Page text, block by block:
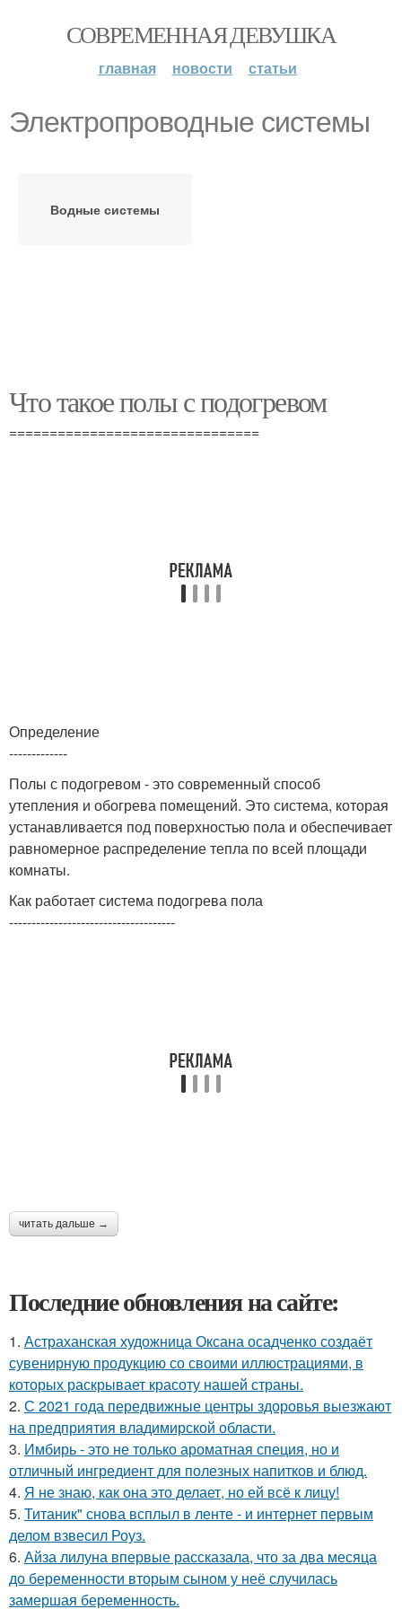
СОВРЕМЕННАЯ ДЕВУШКА
главная новости статьи
Электропроводные системы
Водные системы
Что такое полы с подогревом
===============================
Определение
-------------
Полы с подогревом - это современный способ
утепления и обогрева помещений. Это система, которая
устанавливается под поверхностью пола и обеспечивает
равномерное распределение тепла по всей площади
комнаты.
Как работает система подогрева пола
-------------------------------------
читать дальше →
Последние обновления на сайте:
1. Астраханская художница Оксана осадченко создаёт
сувенирную продукцию со своими иллюстрациями, в
которых раскрывает красоту нашей страны.
2. С 2021 года передвижные центры здоровья выезжают
на предприятия владимирской области.
3. Имбирь - это не только ароматная специя, но и
отличный ингредиент для полезных напитков и блюд.
4. Я не знаю, как она это делает, но ей всё к лицу!
5. Титаник" снова всплыл в ленте - и интернет первым
делом взвесил Роуз.
6. Айза лилуна впервые рассказала, что за два месяца
до беременности вторым сыном у неё случилась
замершая беременность.